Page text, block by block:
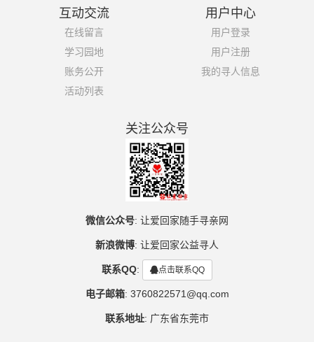
互动交流
在线留言
学习园地
账务公开
活动列表
用户中心
用户登录
用户注册
我的寻人信息
关注公众号
微信公众号: 让爱回家随手寻亲网
新浪微博: 让爱回家公益寻人
联系QQ: 点击联系QQ
电子邮箱: 3760822571@qq.com
联系地址: 广东省东莞市